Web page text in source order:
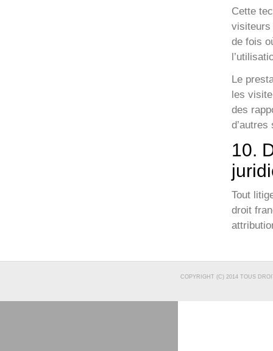
Cette
visiteurs
de fois
Le
les
des
10.
Tout
droit
COPYRIGHT (C) 2014 TOUS